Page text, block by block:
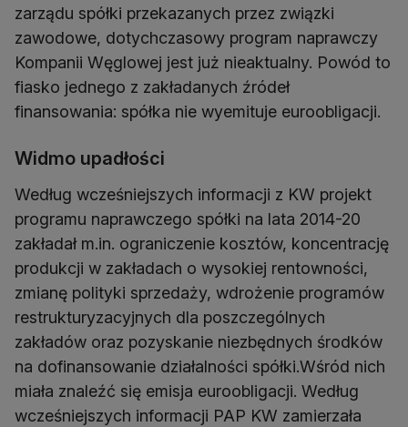
zarządu spółki przekazanych przez związki
zawodowe, dotychczasowy program naprawczy
Kompanii Węglowej jest już nieaktualny. Powód to
fiasko jednego z zakładanych źródeł
finansowania: spółka nie wyemituje euroobligacji.
Widmo upadłości
Według wcześniejszych informacji z KW projekt
programu naprawczego spółki na lata 2014-20
zakładał m.in. ograniczenie kosztów, koncentrację
produkcji w zakładach o wysokiej rentowności,
zmianę polityki sprzedaży, wdrożenie programów
restrukturyzacyjnych dla poszczególnych
zakładów oraz pozyskanie niezbędnych środków
na dofinansowanie działalności spółki.Wśród nich
miała znaleźć się emisja euroobligacji. Według
wcześniejszych informacji PAP KW zamierzała